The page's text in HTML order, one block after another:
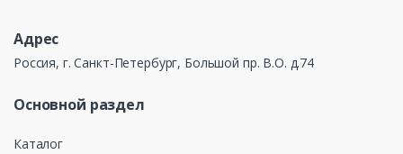
Адрес
Россия, г. Санкт-Петербург, Большой пр. В.О. д.74
Основной раздел
Каталог